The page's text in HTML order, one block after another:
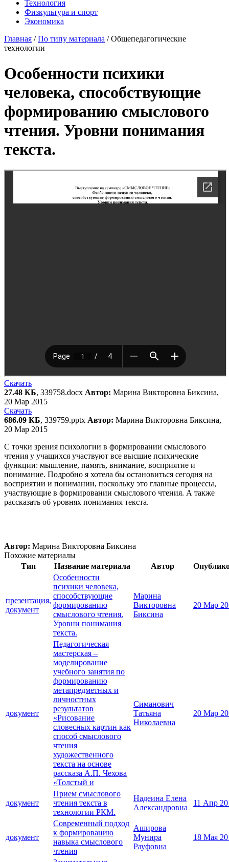
Технология
Физкультура и спорт
Экономика
Главная /По типу материала /Общепедагогические
технологии
Особенности психики
человека, способствующие
формированию смыслового
чтения. Уровни понимания
текста.
Скачать
27.48 КБ, 339758.docx Автор: Марина Викторовна Биксина,
20 Мар 2015
Скачать
686.09 КБ, 339759.pptx Автор: Марина Викторовна Биксина,
20 Мар 2015
С точки зрения психологии в формировании смыслового
чтения у учащихся участвуют все высшие психические
функции: мышление, память, внимание, восприятие и
понимание. Подробно я хотела бы остановиться сегодня на
восприятии и понимании, поскольку это главные процессы,
участвующие в формировании смыслового чтения. А также
рассказать об уровнях понимания текста.
Автор: Марина Викторовна Биксина
Похожие материалы
Тип
Название материала Автор
презентация,
документ
Особенности
психики человека,
способствующие
формированию
смыслового чтения.
Уровни понимания
текста.
Марина
Викторовна
Биксина
20 Мар
документ
Педагогическая
мастерская –
моделирование
учебного занятия по
формированию
метапредметных и
личностных
результатов
«Рисование
словесных картин как
способ смыслового
чтения
художественного
текста на основе
рассказа А.П. Чехова
«Толстый и
Симанович
Татьяна
Николаевна
20 Мар
документ
Прием смыслового
чтения текста в
технологии РКМ.
Надеина Елена
Александровна
11 Апр
документ
Современный подход
к формированию
навыка смыслового
чтения
Аширова
Мунира
Рауфовна
18 Мая